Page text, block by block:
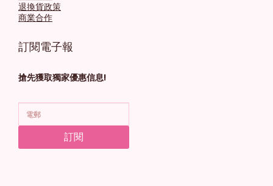
退換貨政策
商業合作
訂閱電子報
搶先獲取獨家優惠信息!
訂閱